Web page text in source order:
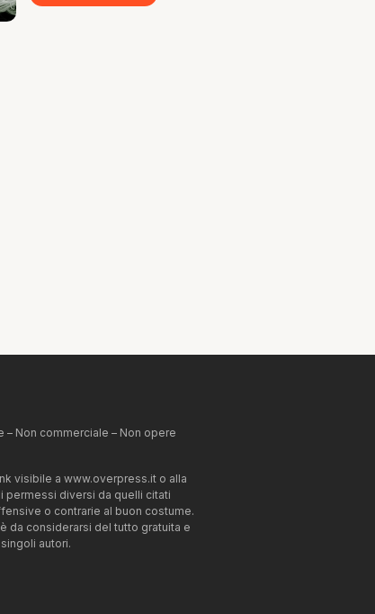
Non commerciale – Non opere
visibile a www.overpress.it o alla
permessi diversi da quelli citati
o contrarie al buon costume.
da considerarsi del tutto gratuita e
autori.